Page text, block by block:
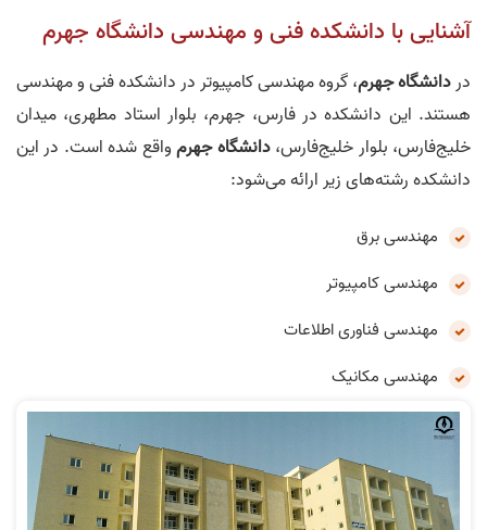
آشنایی با دانشکده فنی و مهندسی دانشگاه جهرم
دردانشگاه جهرم، گروه مهندسی کامپیوتر در دانشکده فنی و مهندسی
هستند. این دانشکده در فارس، جهرم، بلوار استاد مطهری، میدان
خلیج‌فارس، بلوار خلیج‌فارس،دانشگاه جهرمواقع شده است. در این
دانشکده رشته‌های زیر ارائه می‌شود:
مهندسی برق
مهندسی کامپیوتر
مهندسی فناوری اطلاعات
مهندسی مکانیک